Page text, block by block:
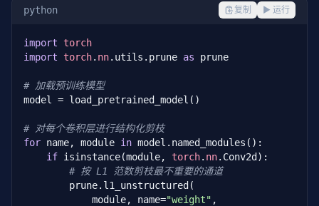
python 复制 ▶ 运行
import torch
import torch. nn.utils.prune as prune
# 加载预训练模型
model = load_pretrained_model()
# 对每个卷积层进行结构化剪枝
for name, module in model.named_modules():
if isinstance(module, torch. nn.Conv2d):
# 按 L1 范数剪枝最不重要的通道
        prune.l1_unstructured(
            module, name=
"weight" ,